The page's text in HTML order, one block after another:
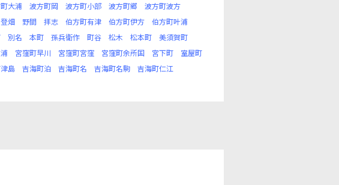
大浦 波方町岡 波方町小部 波方町郷
波方町波方
登畑 野間 拝志 伯方町有津 伯方町伊方
伯方町叶浦
別名 本町 孫兵衛作 町谷 松木 松本町
美須賀町
宮窪町早川 宮窪町宮窪 宮窪町余所国 宮下町
室屋町
島 吉海町泊 吉海町名 吉海町名駒
吉海町仁江